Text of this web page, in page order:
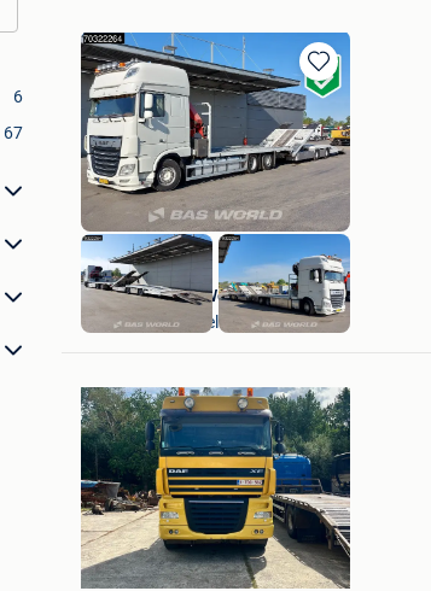
6
67
Bewaren
in
Mijn
Favorieten
BAS World B.V.
Veghel
Mijn
Favorieten
JULIE’S HOUSE
Schoten